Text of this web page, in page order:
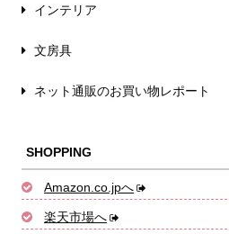
インテリア
文房具
ネット通販のお買い物レポート
SHOPPING
Amazon.co.jpへ
楽天市場へ